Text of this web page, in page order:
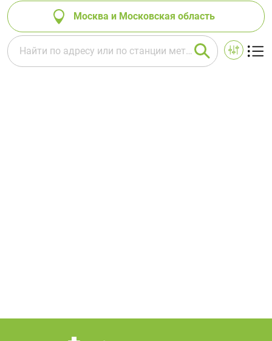
Москва и Московская область